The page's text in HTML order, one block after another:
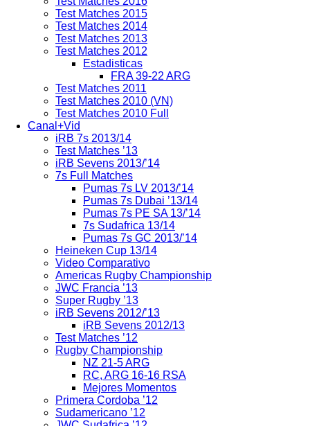
Test Matches 2015
Test Matches 2014
Test Matches 2013
Test Matches 2012
Estadisticas
FRA 39-22 ARG
Test Matches 2011
Test Matches 2010 (VN)
Test Matches 2010 Full
Canal+Vid
iRB 7s 2013/14
Test Matches ’13
iRB Sevens 2013/’14
7s Full Matches
Pumas 7s LV 2013/’14
Pumas 7s Dubai ’13/14
Pumas 7s PE SA 13/’14
7s Sudafrica 13/14
Pumas 7s GC 2013/’14
Heineken Cup 13/14
Video Comparativo
Americas Rugby Championship
JWC Francia ’13
Super Rugby ’13
iRB Sevens 2012/’13
iRB Sevens 2012/13
Test Matches ’12
Rugby Championship
NZ 21-5 ARG
RC, ARG 16-16 RSA
Mejores Momentos
Primera Cordoba ’12
Sudamericano ’12